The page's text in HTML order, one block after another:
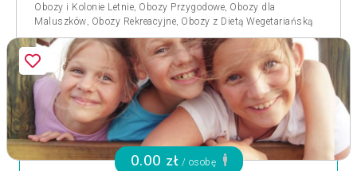
Obozy i Kolonie Letnie, Obozy Przygodowe, Obozy dla
Maluszków, Obozy Rekreacyjne, Obozy z Dietą Wegetariańską
0.00 zł / osobę